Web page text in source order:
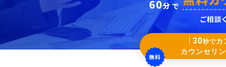
30秒でカ
カウンセリ